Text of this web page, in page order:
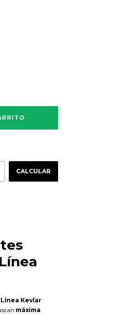
CALCULAR
Kevlar
máxima